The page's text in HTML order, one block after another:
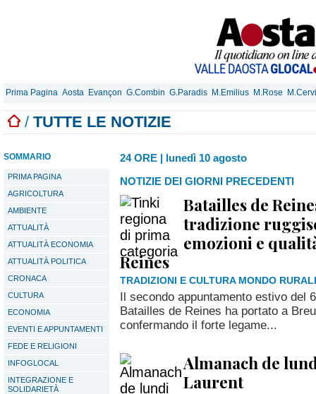
Prima Pagina Aosta Evançon G.Combin G.Paradis M.Emilius M.Rose
/ TUTTE LE NOTIZIE
SOMMARIO
PRIMA PAGINA
AGRICOLTURA
AMBIENTE
ATTUALITÀ
ATTUALITÀ ECONOMIA
ATTUALITÀ POLITICA
CRONACA
CULTURA
ECONOMIA
EVENTI E APPUNTAMENTI
FEDE E RELIGIONI
INFOGLOCAL
INTEGRAZIONE E
SOLIDARIETÀ
24 ORE | lunedì 10 agosto
NOTIZIE DEI GIORNI PRECEDENTI
Batailles de
tradizione
emozioni e
Reines
TRADIZIONI E CULTURA MONDO
Il secondo appuntamento estivo del
Batailles de Reines ha portato a
confermando il forte legame...
Almanach de
Laurent